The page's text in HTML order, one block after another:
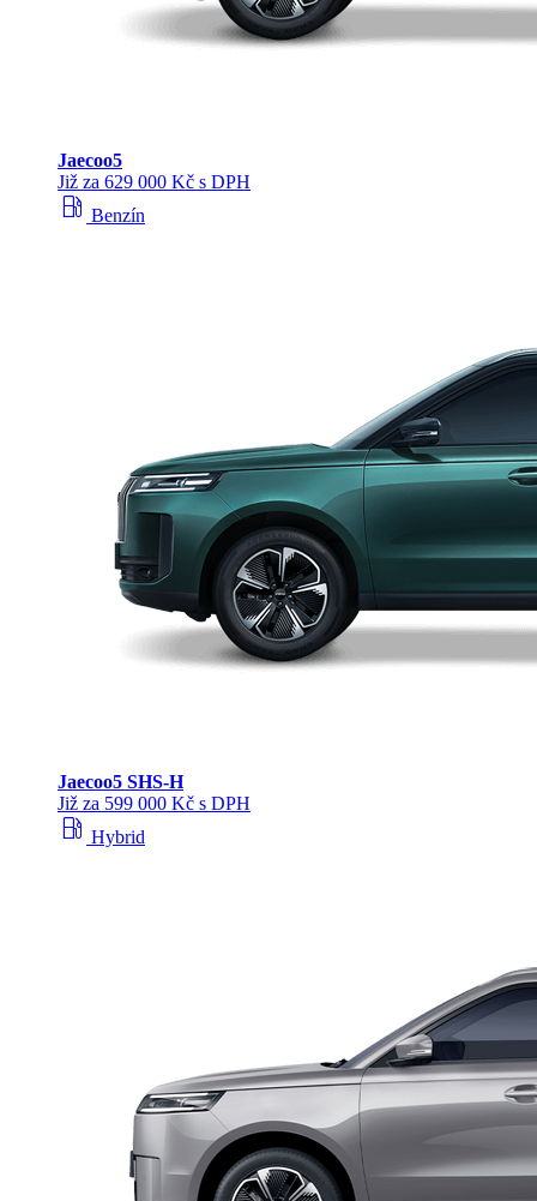
Jaecoo5
Již za 629 000 Kč s DPH
local_gas_station Benzín
Jaecoo5 SHS-H
Již za 599 000 Kč s DPH
local_gas_station Hybrid